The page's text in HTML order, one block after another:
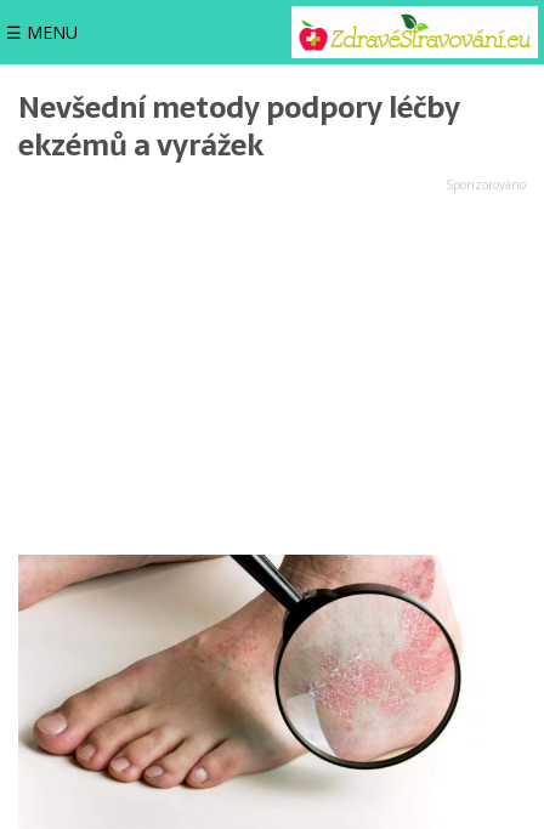
☰ MENU
Nevšední metody podpory léčby
ekzémů a vyrážek